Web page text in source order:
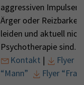
aggressiven Impulsen,
Ärger oder Reizbarkeit
leiden und aktuell
Psychotherapie sind.
Kontakt |
Flyer
“Mann”
Flyer